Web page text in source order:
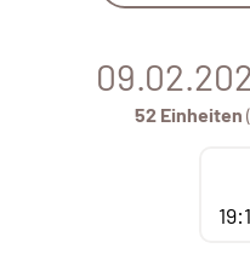
52 Einheiten